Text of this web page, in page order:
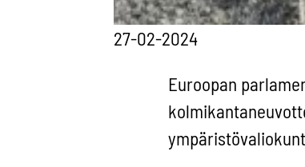
27-02-2024
Euroopan